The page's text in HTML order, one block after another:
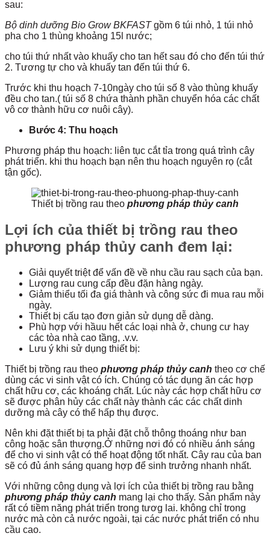
sau:
Bộ dinh dưỡng Bio Grow BKFASTgồm 6 túi nhỏ, 1 túi nhỏ
pha cho 1 thùng khoảng 15l nước;
cho túi thứ nhất vào khuấy cho tan hết sau đó cho đến túi thứ
2. Tương tự cho và khuấy tan đến túi thứ 6.
Trước khi thu hoạch 7-10ngày cho túi số 8 vào thùng khuấy
đều cho tan.( túi số 8 chứa thành phần chuyển hóa các chất
vô cơ thành hữu cơ nuôi cây).
Bước 4: Thu hoạch
Phương pháp thu hoạch: liên tục cắt tỉa trong quá trình cây
phát triển. khi thu hoạch bạn nên thu hoạch nguyên rọ (cắt
tận gốc).
Thiết bị trồng rau theo phương pháp thủy canh
Lợi ích của thiết bị trồng rau theo
phương pháp thủy canh đem lại:
Giải quyết triệt để vấn đề về nhu cầu rau sạch của bạn.
Lượng rau cung cấp đều đặn hàng ngày.
Giảm thiểu tối đa giá thành và công sức đi mua rau mỗi
ngày.
Thiết bị cấu tạo đơn giản sử dụng dễ dàng.
Phù hợp với hầuu hết các loại nhà ở, chung cư hay
các tòa nhà cao tầng, .v.v.
Lưu ý khi sử dụng thiết bị:
Thiết bị trồng rau theo phương pháp thủy canh theo cơ chế
dùng các vi sinh vật có ích. Chúng có tác dụng ăn các hợp
chất hữu cơ, các khoáng chất. Lúc này các hợp chất hữu cơ
sẽ được phân hủy các chất này thành các các chất dinh
dưỡng mà cây có thể hấp thụ được.
Nên khi đặt thiết bị ta phải đặt chỗ thông thoáng như ban
công hoặc sân thượng.Ở những nơi đó có nhiều ánh sáng
để cho vi sinh vật có thể hoạt động tốt nhất. Cây rau của ban
sẽ có đủ ánh sáng quang hợp để sinh trưởng nhanh nhất.
Với những công dụng và lợi ích của thiết bị trồng rau bằng
phương pháp thủy canh mang lại cho thấy. Sản phẩm này
rất có tiềm năng phát triển trong tươg lai. không chỉ trong
nước mà còn cả nước ngoài, tại các nước phát triển có nhu
cầu cao.